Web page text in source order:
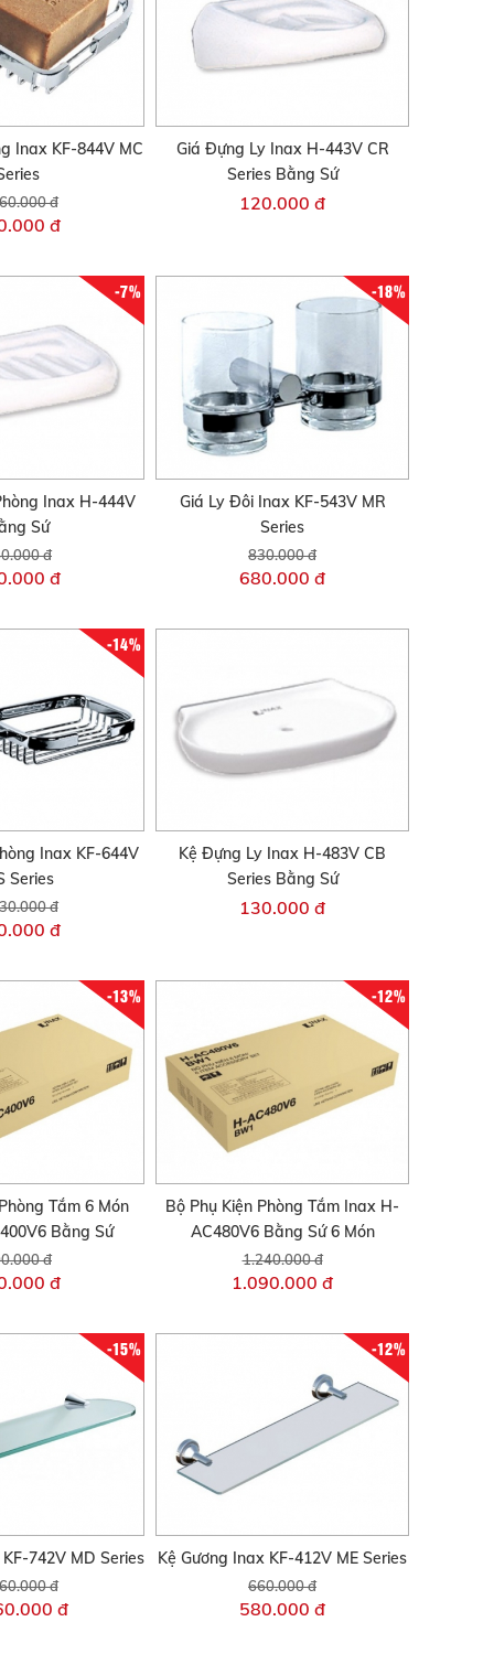
Inax KF-844V MC
đ
đ
Giá Đựng Ly Inax H-443V CR
Series Bằng Sứ
120.000 đ
-7%
Inax H-444V
Sứ
đ
đ
-18%
Giá Ly Đôi Inax KF-543V MR
Series
830.000 đ
680.000 đ
-14%
Inax KF-644V
Series
đ
đ
Kệ Đựng Ly Inax H-483V CB
Series Bằng Sứ
130.000 đ
-13%
Tắm 6 Món
Bằng Sứ
đ
đ
-12%
Bộ Phụ Kiện Phòng Tắm Inax H-
AC480V6 Bằng Sứ 6 Món
1.240.000 đ
1.090.000 đ
-15%
742V MD Series
đ
đ
-12%
Kệ Gương Inax KF-412V ME Series
660.000 đ
580.000 đ